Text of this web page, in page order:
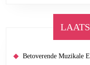
Betoverende Muzikale